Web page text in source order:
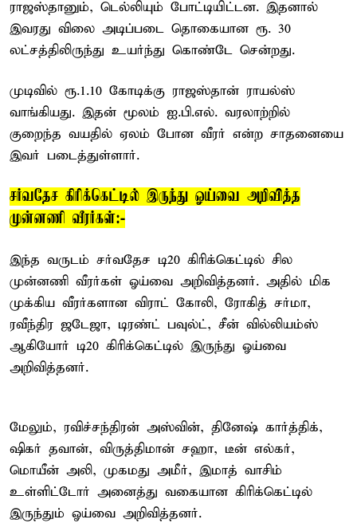
ராஜஸ்தானும், டெல்லியும் போட்டியிட்டன. இதனால்
இவரது விலை அடிப்படை தொகையான ரூ. 30
லட்சத்திலிருந்து உயர்ந்து கொண்டே சென்றது.
முடிவில் ரூ.1.10 கோடிக்கு ராஜஸ்தான் ராயல்ஸ்
வாங்கியது. இதன் மூலம் ஐ.பி.எல். வரலாற்றில்
குறைந்த வயதில் ஏலம் போன வீரர் என்ற சாதனையை
இவர் படைத்துள்ளார்.
சர்வதேச கிரிக்கெட்டில் இருந்து ஓய்வை அறிவித்த
முன்னணி வீரர்கள்:-
இந்த வருடம் சர்வதேச டி20 கிரிக்கெட்டில் சில
முன்னணி வீரர்கள் ஓய்வை அறிவித்தனர். அதில் மிக
முக்கிய வீரர்களான விராட் கோலி, ரோகித் சர்மா,
ரவீந்திர ஜடேஜா, டிரண்ட் பவுல்ட், சீன் வில்லியம்ஸ்
ஆகியோர் டி20 கிரிக்கெட்டில் இருந்து ஓய்வை
அறிவித்தனர்.
மேலும், ரவிச்சந்திரன் அஸ்வின், தினேஷ் கார்த்திக்,
ஷிகர் தவான், விருத்திமான் சஹா, டீன் எல்கர்,
மொயீன் அலி, முகமது அமீர், இமாத் வாசிம்
உள்ளிட்டோர் அனைத்து வகையான கிரிக்கெட்டில்
இருந்தும் ஓய்வை அறிவித்தனர்.